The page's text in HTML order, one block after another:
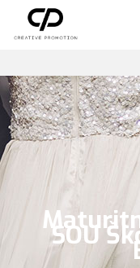
SOU